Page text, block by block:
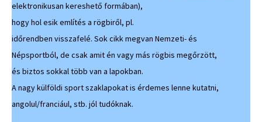
elektronikusan kereshető formában),
hogy hol esik említés a rögbiről, pl.
időrendben visszafelé. Sok cikk megvan Nemzeti- és
Népsportból, de csak amit én vagy más rögbis megőrzött,
és biztos sokkal több van a lapokban.
A nagy külföldi sport szaklapokat is érdemes lenne kutatni,
angolul/franciául, stb. jól tudóknak.